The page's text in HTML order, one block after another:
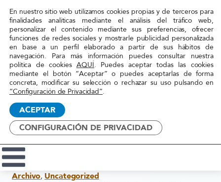
Red
Inicio»Actualidad»OFERTA DE EMPLEO:
TÉCNICO/A DE
ADMINISTRACIÓN
25 mayo, 2022
OFERTA DE EMPLEO:
TÉCNICO/A DE
ADMINISTRACIÓN
Archivo, Uncategorized
En nuestro sitio web utilizamos cookies propias y de terceros para
finalidades analíticas mediante el análisis del tráfico web,
personalizar el contenido mediante sus preferencias, ofrecer
funciones de redes sociales y mostrarle publicidad personalizada
en base a un perfil elaborado a partir de sus hábitos de
navegación. Para más información puedes consultar nuestra
política de cookiesAQUÍ. Puedes aceptar todas las cookies
mediante el botón “Aceptar” o puedes aceptarlas de forma
concreta, modificar su selección o rechazar su uso pulsando en
“Configuración de Privacidad”.
ACEPTAR
CONFIGURACIÓN DE PRIVACIDAD